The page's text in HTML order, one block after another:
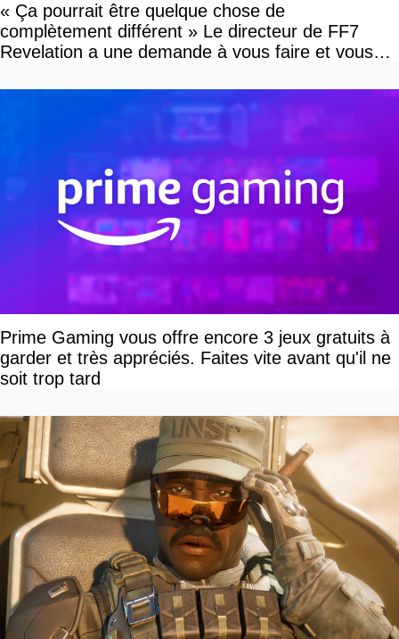
« Ça pourrait être quelque chose de
complètement différent » Le directeur de FF7
Revelation a une demande à vous faire et vous
Prime Gaming vous offre encore 3 jeux gratuits à
garder et très appréciés. Faites vite avant qu'il ne
soit trop tard